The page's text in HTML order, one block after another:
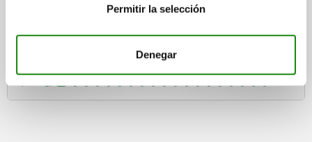
Permitir la selección
Denegar
DETAILS
plus sales tax